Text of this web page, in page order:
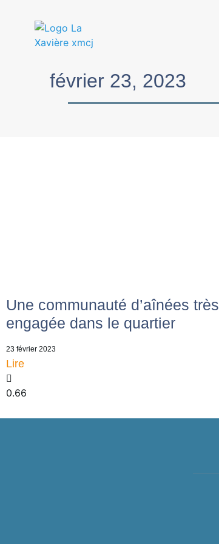
février 23, 2023
Une communauté d’aînées très
engagée dans le quartier
23 février 2023
Lire